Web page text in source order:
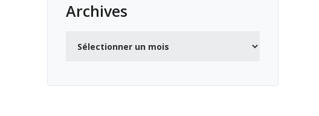
Archives